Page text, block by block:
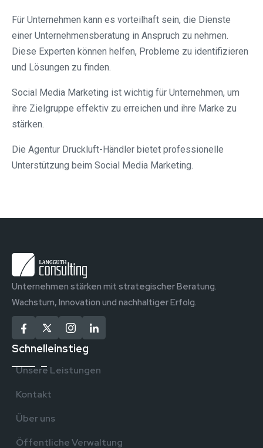
Für Unternehmen kann es vorteilhaft sein, die Dienste
einer Unternehmensberatung in Anspruch zu nehmen.
Diese Experten können helfen, Probleme zu identifizieren
und Lösungen zu finden.
Social Media Marketing ist wichtig für Unternehmen, um
ihre Zielgruppe effektiv zu erreichen und ihre Marke zu
stärken.
Die Agentur Druckluft-Händler bietet professionelle
Unterstützung beim Social Media Marketing.
Unternehmen stärken mit strategischer Beratung.
Wachstum, Innovation und nachhaltiger Erfolg.
Schnelleinstieg
Unsere Leistungen
Kontakt
Über uns
Öffentliche Verwaltung